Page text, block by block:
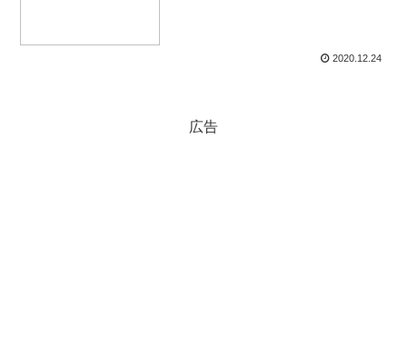
2020.12.24
広告